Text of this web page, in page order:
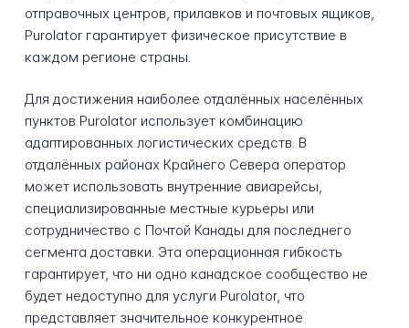
отправочных центров, прилавков и почтовых ящиков,
Purolator гарантирует физическое присутствие в
каждом регионе страны.
Для достижения наиболее отдалённых населённых
пунктов Purolator использует комбинацию
адаптированных логистических средств. В
отдалённых районах Крайнего Севера оператор
может использовать внутренние авиарейсы,
специализированные местные курьеры или
сотрудничество с Почтой Канады для последнего
сегмента доставки. Эта операционная гибкость
гарантирует, что ни одно канадское сообщество не
будет недоступно для услуги Purolator, что
представляет значительное конкурентное